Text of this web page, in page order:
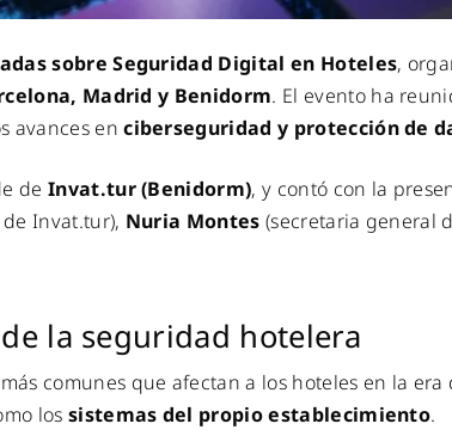
sobre Seguridad Digital en Hoteles,
Madrid y Benidorm. El evento ha
avances enciberseguridad y protección de
de Invat.tur (Benidorm), y contó con la
Invat.tur), Nuria Montes (secretaria general
la seguridad hotelera
comunes que afectan a los hoteles en la
los sistemas del propio establecimiento.